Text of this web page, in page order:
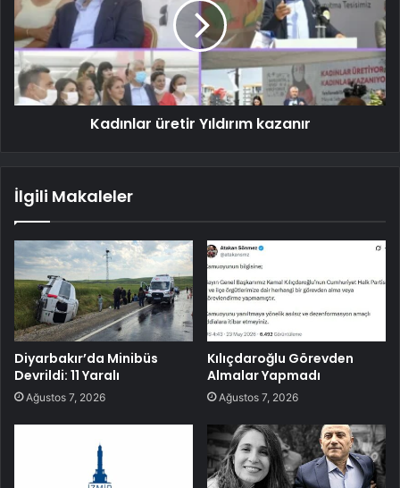
Kadınlar üretir Yıldırım kazanır
İlgili Makaleler
Diyarbakır’da Minibüs
Devrildi: 11 Yaralı
Ağustos 7, 2026
Kılıçdaroğlu Görevden
Almalar Yapmadı
Ağustos 7, 2026